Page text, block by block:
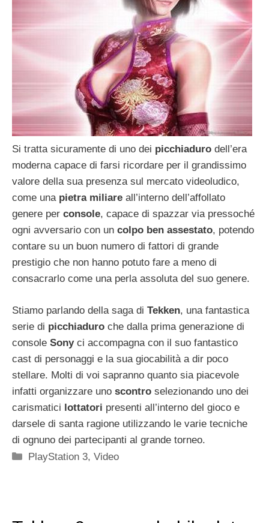
Si tratta sicuramente di uno dei picchiaduro dell’era
moderna capace di farsi ricordare per il grandissimo
valore della sua presenza sul mercato videoludico,
come una pietra miliare all’interno dell’affollato
genere per console, capace di spazzar via pressoché
ogni avversario con un colpo ben assestato, potendo
contare su un buon numero di fattori di grande
prestigio che non hanno potuto fare a meno di
consacrarlo come una perla assoluta del suo genere.
Stiamo parlando della saga di Tekken, una fantastica
serie di picchiaduro che dalla prima generazione di
console Sonyci accompagna con il suo fantastico
cast di personaggi e la sua giocabilità a dir poco
stellare. Molti di voi sapranno quanto sia piacevole
infatti organizzare uno scontro selezionando uno dei
carismatici lottatori presenti all’interno del gioco e
darsele di santa ragione utilizzando le varie tecniche
di ognuno dei partecipanti al grande torneo.
Categorie
PlayStation 3,Video